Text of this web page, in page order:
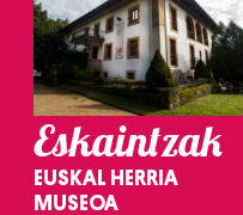
Eskaintzak
EUSKAL HERRIA
MUSEOA